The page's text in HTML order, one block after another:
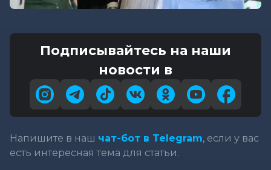
Подписывайтесь на наши
новости в
Напишите в наш чат-бот в Telegram, если у вас
есть интересная тема для статьи.